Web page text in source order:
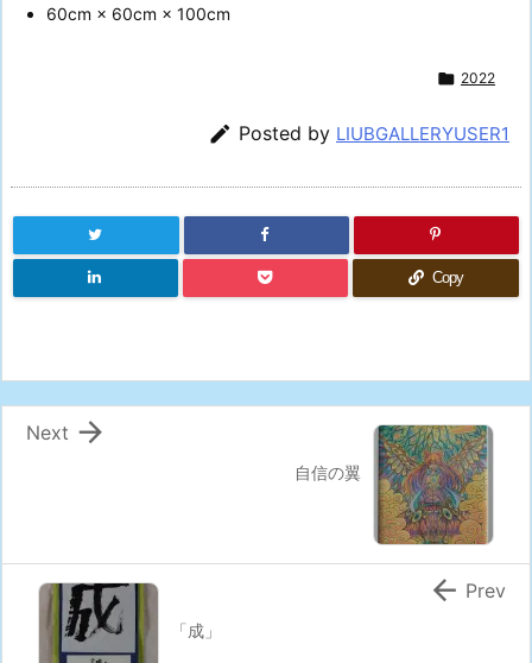
60cm × 60cm × 100cm
 2022
 Posted by LIUBGALLERYUSER1
Copy
自信の翼

Next
「成」
 Prev